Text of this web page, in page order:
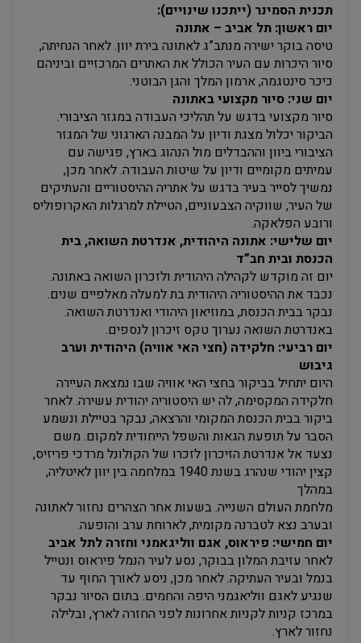
תכנית הסמינר (ייתכנו שינויים):
יום ראשון: תל אביב – אתונה
טיסה בוקר ישירה מנתב”ג לאתונה בירת יוון. לאחר הנחיתה,
סיור היכרות עם העיר הכולל את האתרים המרכזיים וביניהם
כיכר סינטגמה, ארמון המלך והגן הבוטני.
יום שני: סיור מקצועי באתונה
סיור מקצועי בדגש על תהליכי העבודה במגזר הציבורי.
הביקור יכלול מצגת ודיון על המבנה הארגוני של המגזר
הציבורי ביוון וההבדלים מול הנהוג בארץ, פגישה עם
עמיתים מקומיים ודיון על שיטות העבודה. לאחר מכן,
נמשיך לסייר בעיר בדגש על אתריה ההיסטוריים והעתיקים
של העיר, שווקיה הצבעוניים, הטיילת למרגלות האקרופוליס
ורובע הפלאקה.
יום שלישי: אתונה היהודית, אנדרטת השואה, בית
הכנסת ובית חב”ד
יום זה מוקדש לקהילה היהודית ולזכרון השואה באתונה.
נכבד את ההיסטוריה היהודית בת למעלה מאלפיים שנים.
נבקר בבית הכנסת, במוזיאון היהודי ואנדרטת השואה.
באנדרטת השואה נערוך טקס זיכרון לנספים.
יום רביעי: חלקידה (חצי האי אוויה) היהודית וערב
גיבוש
היום יתחיל בביקור בחצי האי אוויה שבו נמצאת העיירה
חלקידה המקסימה, לה יש היסטוריה יהודית עשירה. לאחר
ביקור בבית הכנסת המקומי והרצאה, נבקר בטיילת ונשמע
הסבר על תופעת הגאות והשפל הייחודית למקום. משם
נצעד אל אנדרטת הזיכרון לזכרו של הקולונל מרדכי פריזיס,
קצין יהודי שנהרג בשנת 1940 במלחמה בין יוון לאיטליה,
במהלך
מלחמת העולם השנייה. בשעות אחר הצהרים נחזור לאתונה
ובערב נצא לטברנה מקומית, לארוחת ערב והופעה.
יום חמישי: פיראוס, אגם ווליגאמני וחזרה לתל אביב
לאחר עזיבת המלון בבוקר, נסע לעיר הנמל פיראוס ונטייל
בנמל ובעיר העתיקה. לאחר מכן, ניסע לאורך החוף עד
שנגיע לאגם ווליאגמני היפה והחמים. בתום הסיור נבקר
במרכז קניות לקניות אחרונות לפני החזרה לארץ, ובלילה
נחזור לארץ.